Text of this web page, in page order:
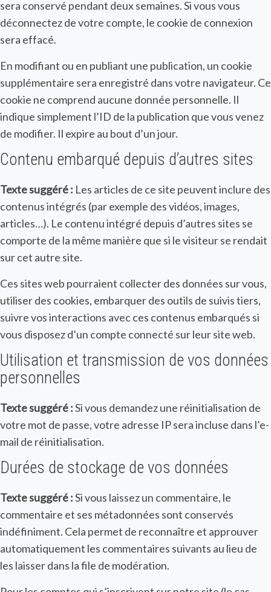
sera conservé pendant deux semaines. Si vous vous
déconnectez de votre compte, le cookie de connexion
sera effacé.
En modifiant ou en publiant une publication, un cookie
supplémentaire sera enregistré dans votre navigateur. Ce
cookie ne comprend aucune donnée personnelle. Il
indique simplement l’ID de la publication que vous venez
de modifier. Il expire au bout d’un jour.
Contenu embarqué depuis d’autres sites
Texte suggéré : Les articles de ce site peuvent inclure des
contenus intégrés (par exemple des vidéos, images,
articles…). Le contenu intégré depuis d’autres sites se
comporte de la même manière que si le visiteur se rendait
sur cet autre site.
Ces sites web pourraient collecter des données sur vous,
utiliser des cookies, embarquer des outils de suivis tiers,
suivre vos interactions avec ces contenus embarqués si
vous disposez d’un compte connecté sur leur site web.
Utilisation et transmission de vos données
personnelles
Texte suggéré :Si vous demandez une réinitialisation de
votre mot de passe, votre adresse IP sera incluse dans l’e-
mail de réinitialisation.
Durées de stockage de vos données
Texte suggéré :Si vous laissez un commentaire, le
commentaire et ses métadonnées sont conservés
indéfiniment. Cela permet de reconnaître et approuver
automatiquement les commentaires suivants au lieu de
les laisser dans la file de modération.